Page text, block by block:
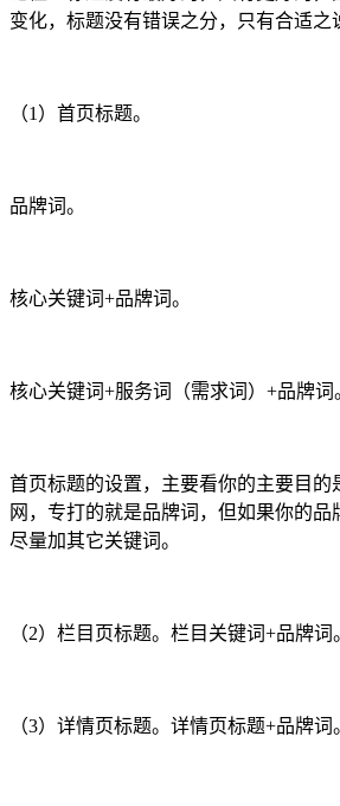
变化，标题没有错误之分，只有合适之
（1）首页标题。
品牌词。
核心关键词+品牌词。
核心关键词+服务词（需求词）+品牌词
首页标题的设置，主要看你的主要目的
网，专打的就是品牌词，但如果你的品
尽量加其它关键词。
（2）栏目页标题。栏目关键词+品牌词
（3）详情页标题。详情页标题+品牌词